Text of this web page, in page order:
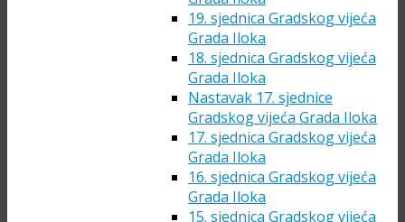
19. sjednica Gradskog vijeća
Grada Iloka
18. sjednica Gradskog vijeća
Grada Iloka
Nastavak 17. sjednice
Gradskog vijeća Grada Iloka
17. sjednica Gradskog vijeća
Grada Iloka
16. sjednica Gradskog vijeća
Grada Iloka
15. sjednica Gradskog vijeća